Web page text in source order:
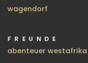
wagendorf
FREUNDE
abenteuer westafrika